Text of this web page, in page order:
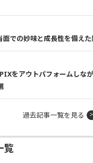
面での妙味と成長性を備え
をアウトパフォームしな
過去記事一覧を見る
覧